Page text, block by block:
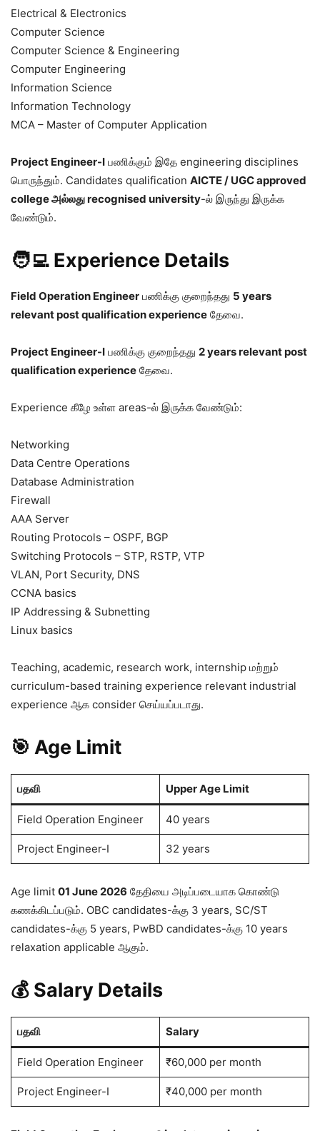
Electrical & Electronics
Computer Science
Computer Science & Engineering
Computer Engineering
Information Science
Information Technology
MCA – Master of Computer Application
Project Engineer-I பணிக்கும் இதே engineering disciplines
பொருந்தும். Candidates qualification AICTE / UGC approved
college அல்லது recognised university-ல் இருந்து இருக்க
வேண்டும்.
🧑‍💻 Experience Details
Field Operation Engineer பணிக்கு குறைந்தது 5 years
relevant post qualification experience தேவை.
Project Engineer-I பணிக்கு குறைந்தது 2 years relevant post
qualification experience தேவை.
Experience கீழே உள்ள areas-ல் இருக்க வேண்டும்:
Networking
Data Centre Operations
Database Administration
Firewall
AAA Server
Routing Protocols – OSPF, BGP
Switching Protocols – STP, RSTP, VTP
VLAN, Port Security, DNS
CCNA basics
IP Addressing & Subnetting
Linux basics
Teaching, academic, research work, internship மற்றும்
curriculum-based training experience relevant industrial
experience ஆக consider செய்யப்படாது.
🎯 Age Limit
பதவி Upper Age Limit
Field Operation Engineer 40 years
Project Engineer-I 32 years
Age limit 01 June 2026 தேதியை அடிப்படையாக கொண்டு
கணக்கிடப்படும். OBC candidates-க்கு 3 years, SC/ST
candidates-க்கு 5 years, PwBD candidates-க்கு 10 years
relaxation applicable ஆகும்.
💰 Salary Details
பதவி Salary
Field Operation Engineer ₹60,000 per month
Project Engineer-I ₹40,000 per month